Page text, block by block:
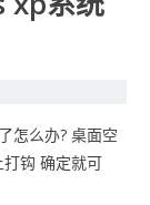
怎么办? 桌面空
钩 确定就可